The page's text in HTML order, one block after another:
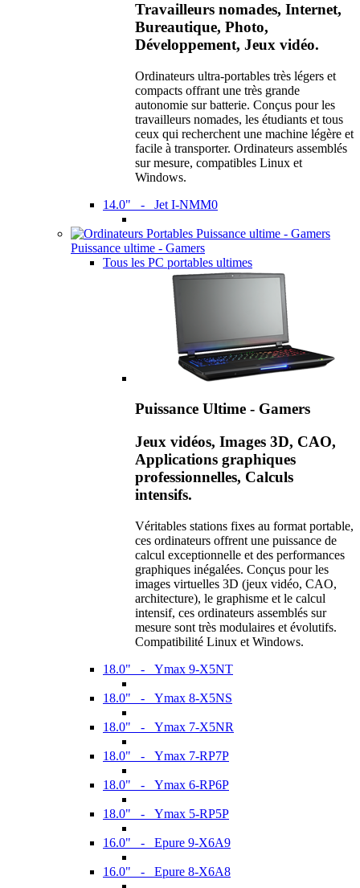
Travailleurs nomades, Internet,
Bureautique, Photo,
Développement, Jeux vidéo.
Ordinateurs ultra-portables très légers et
compacts offrant une très grande
autonomie sur batterie. Conçus pour les
travailleurs nomades, les étudiants et tous
ceux qui recherchent une machine légère et
facile à transporter. Ordinateurs assemblés
sur mesure, compatibles Linux et
Windows.
14.0" - Jet I-NMM0
Puissance ultime - Gamers
Tous les PC portables ultimes
Puissance Ultime - Gamers
Jeux vidéos, Images 3D, CAO,
Applications graphiques
professionnelles, Calculs
intensifs.
Véritables stations fixes au format portable,
ces ordinateurs offrent une puissance de
calcul exceptionnelle et des performances
graphiques inégalées. Conçus pour les
images virtuelles 3D (jeux vidéo, CAO,
architecture), le graphisme et le calcul
intensif, ces ordinateurs assemblés sur
mesure sont très modulaires et évolutifs.
Compatibilité Linux et Windows.
18.0" - Ymax 9-X5NT
18.0" - Ymax 8-X5NS
18.0" - Ymax 7-X5NR
18.0" - Ymax 7-RP7P
18.0" - Ymax 6-RP6P
18.0" - Ymax 5-RP5P
16.0" - Epure 9-X6A9
16.0" - Epure 8-X6A8